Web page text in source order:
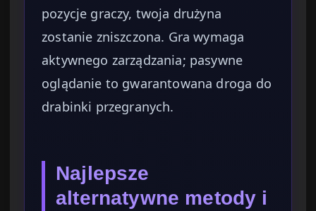
pozycje graczy, twoja drużyna
zostanie zniszczona. Gra wymaga
aktywnego zarządzania; pasywne
oglądanie to gwarantowana droga do
drabinki przegranych.
Najlepsze
alternatywne metody i